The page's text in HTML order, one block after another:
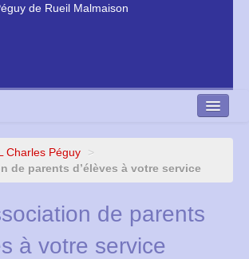
Charles Péguy
>
de parents d’élèves à votre service
de parents
à votre service